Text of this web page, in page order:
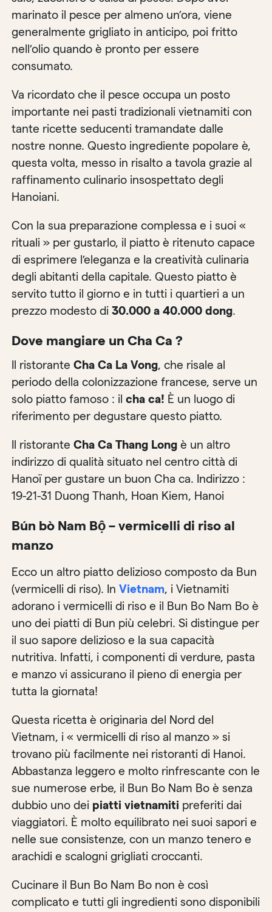
marinato il pesce per almeno un’ora, viene
generalmente grigliato in anticipo, poi fritto
nell’olio quando è pronto per essere
consumato.
Va ricordato che il pesce occupa un posto
importante nei pasti tradizionali vietnamiti con
tante ricette seducenti tramandate dalle
nostre nonne. Questo ingrediente popolare è,
questa volta, messo in risalto a tavola grazie al
raffinamento culinario insospettato degli
Hanoiani.
Con la sua preparazione complessa e i suoi «
rituali » per gustarlo, il piatto è ritenuto capace
di esprimere l’eleganza e la creatività culinaria
degli abitanti della capitale. Questo piatto è
servito tutto il giorno e in tutti i quartieri a un
prezzo modesto di30.000 a 40.000 dong.
Dove mangiare un Cha Ca ?
Il ristoranteCha Ca La Vong, che risale al
periodo della colonizzazione francese, serve un
solo piatto famoso : ilcha ca! È un luogo di
riferimento per degustare questo piatto.
Il ristoranteCha Ca Thang Long è un altro
indirizzo di qualità situato nel centro città di
Hanoï per gustare un buon Cha ca. Indirizzo :
19-21-31 Duong Thanh, Hoan Kiem, Hanoi
Bún bò Nam Bộ – vermicelli di riso al
manzo
Ecco un altro piatto delizioso composto da Bun
(vermicelli di riso). InVietnam, i Vietnamiti
adorano i vermicelli di riso e il Bun Bo Nam Bo è
uno dei piatti di Bun più celebri. Si distingue per
il suo sapore delizioso e la sua capacità
nutritiva. Infatti, i componenti di verdure, pasta
e manzo vi assicurano il pieno di energia per
tutta la giornata!
Questa ricetta è originaria del Nord del
Vietnam, i « vermicelli di riso al manzo » si
trovano più facilmente nei ristoranti di Hanoi.
Abbastanza leggero e molto rinfrescante con le
sue numerose erbe, il Bun Bo Nam Bo è senza
dubbio uno dei piatti vietnamiti preferiti dai
viaggiatori. È molto equilibrato nei suoi sapori e
nelle sue consistenze, con un manzo tenero e
arachidi e scalogni grigliati croccanti.
Cucinare il Bun Bo Nam Bo non è così
complicato e tutti gli ingredienti sono disponibili